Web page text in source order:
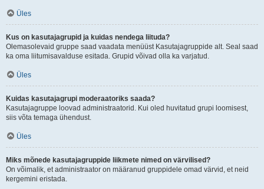
Üles
Kus on kasutajagrupid ja kuidas nendega liituda?
Olemasolevaid gruppe saad vaadata menüüst Kasutajagruppide alt. Seal saad
ka oma liitumisavalduse esitada. Grupid võivad olla ka varjatud.
Üles
Kuidas kasutajagrupi moderaatoriks saada?
Kasutajagruppe loovad administraatorid. Kui oled huvitatud grupi loomisest,
siis võta temaga ühendust.
Üles
Miks mõnede kasutajagruppide liikmete nimed on värvilised?
On võimalik, et administraator on määranud gruppidele omad värvid, et neid
kergemini eristada.